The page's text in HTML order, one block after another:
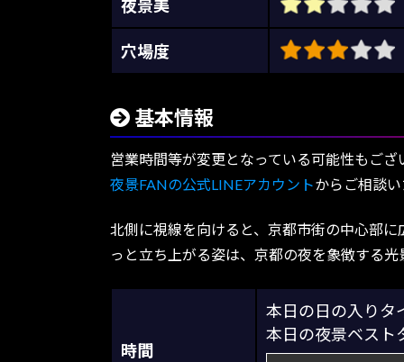
夜景美
穴場度
基本情報
営業時間等が変更となっている可能性もござ
夜景FANの公式LINEアカウントからご相談
北側に視線を向けると、京都市街の中心部
っと立ち上がる姿は、京都の夜を象徴する光
時間
本日の日の入り
本日の夜景ベス